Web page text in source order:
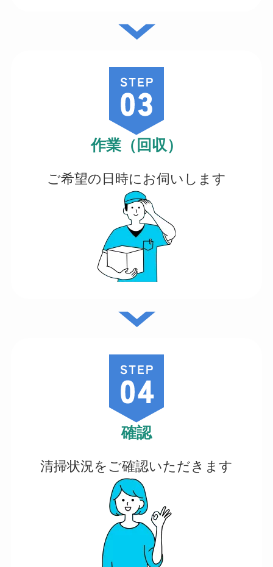
作業（回収）
ご希望の日時にお伺いします
確認
清掃状況をご確認いただきます